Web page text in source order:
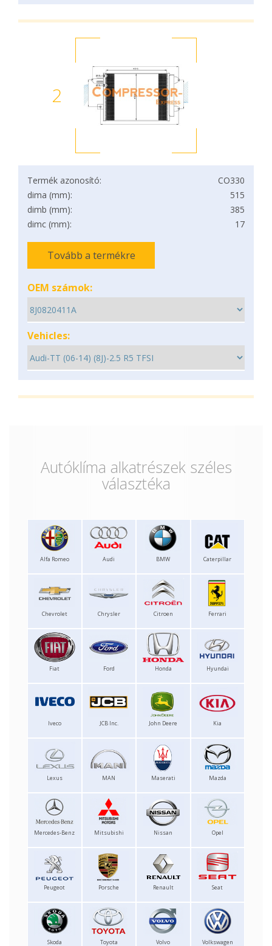
2
Termék azonosító:
CO330
dima (mm):
515
dimb (mm):
385
dimc (mm):
17
Tovább a termékre
OEM számok:
Vehicles:
Autóklíma alkatrészek széles
választéka
Alfa Romeo Audi BMW Caterpillar
Chevrolet Chrysler Citroen Ferrari
Fiat Ford Honda Hyundai
Iveco JCB Inc. John Deere Kia
Lexus MAN Maserati Mazda
Mercedes-Benz Mitsubishi Nissan Opel
Peugeot Porsche Renault Seat
Skoda Toyota Volvo Volkswagen